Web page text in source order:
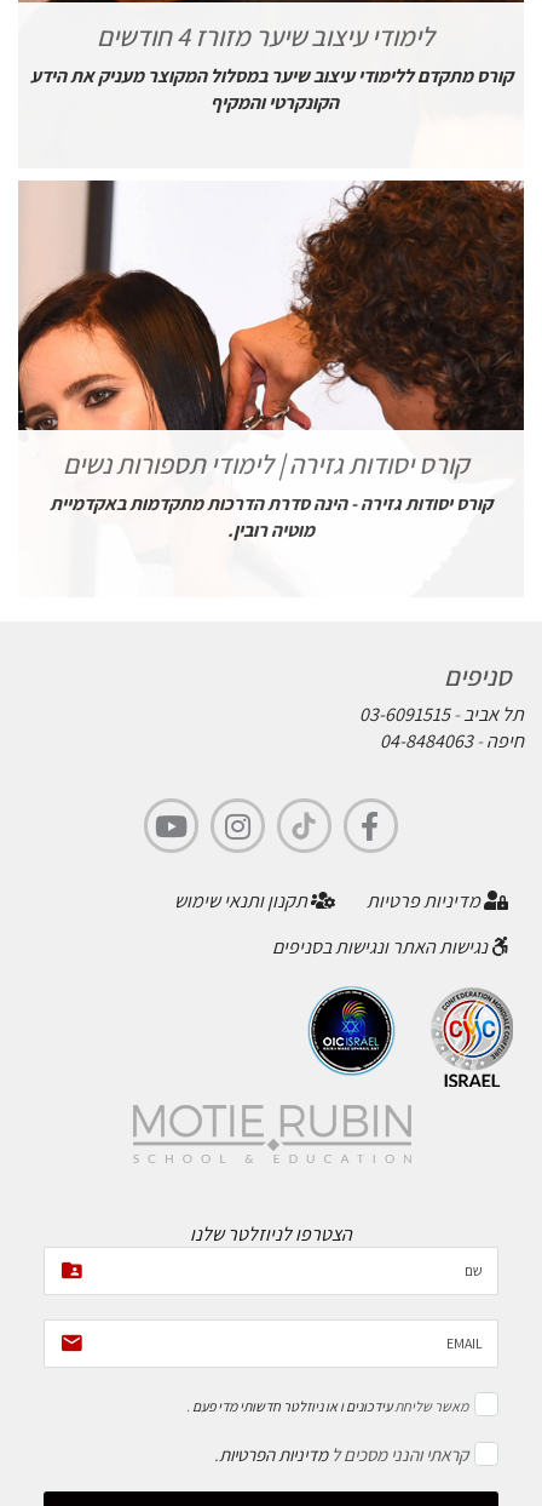
לימודי עיצוב שיער מזורז 4 חודשים
קורס מתקדם ללימודי עיצוב שיער במסלול המקוצר מעניק את הידע
הקונקרטי והמקיף
קורס יסודות גזירה | לימודי תספורות נשים
קורס יסודות גזירה - הינה סדרת הדרכות מתקדמות באקדמיית
מוטיה רובין.
סניפים
תל אביב-
03-6091515
חיפה-
04-8484063
מדיניות פרטיות
תקנון ותנאי שימוש
נגישות האתר ונגישות בסניפים
הצטרפו לניוזלטר שלנו
מאשר שליחתעידכונים ו או ניוזלטר חדשותי מדי פעם
קראתי והנני מסכים למדיניות הפרטיות.